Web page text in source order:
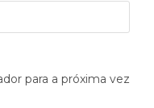
para a próxima vez